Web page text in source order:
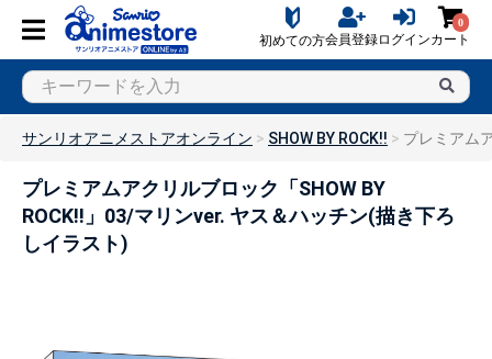
初めての方会員登録ログイン
0
カート
サンリオアニメストアオンライン SHOW BY ROCK!! プレミアム
プレミアムアクリルブロック「SHOW BY
ROCK!!」03/マリンver. ヤス＆ハッチン(描き下ろ
しイラスト)